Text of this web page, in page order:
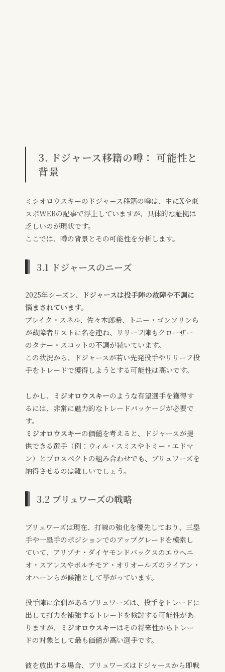
3. ドジャース移籍の噂： 可能性と
背景
ミシオロウスキーのドジャース移籍の噂は、主にXや東
スポWEBの記事で浮上していますが、具体的な証拠は
乏しいのが現状です。
ここでは、噂の背景とその可能性を分析します。
3.1 ドジャースのニーズ
2025年シーズン、
ドジャースは投手陣の故障や不調に
悩まされています。
ブレイク・スネル、佐々木郎希、トニー・ゴンソリンら
が故障者リストに名を連ね、リリーフ陣もクローザー
のタナー・スコットの不調が続いています。
この状況から、ドジャースが若い先発投手やリリーフ投
手をトレードで獲得しようとする可能性は高いです。
しかし、 ミジオロウスキーのような有望選手を獲得す
るには、非常に魅力的なトレードパッケージが必要で
す。
ミジオロウスキーの価値を考えると、ドジャースが提
供できる選手（例：ウィル・スミスやトミー・エドマ
ン）とプロスペクトの組み合わせでも、ブリュワーズを
納得させるのは難しいでしょう。
3.2 ブリュワーズの戦略
ブリュワーズは現在、打線の強化を優先しており、三塁
手や一塁手のポジションでのアップグレードを模索し
ていて、アリゾナ・ダイヤモンドバックスのエウヘニ
オ・スアレスやボルチモア・オリオールズのライアン・
オハーンらが候補として挙がっています。
投手陣に余剰があるブリュワーズは、投手をトレードに
出して打力を補強するトレードを検討する可能性があ
りますが、
ミジオロウスキーはその将来性からトレー
ドの対象として最も価値が高い選手です。
彼を放出する場合、ブリュワーズはドジャースから即戦